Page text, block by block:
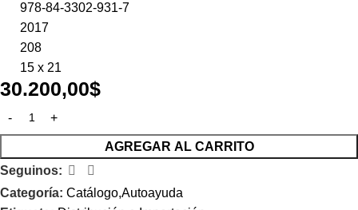
978-84-3302-931-7
2017
208
15 x 21
30.200,00$
AGREGAR AL CARRITO
Seguinos:
Categoría: Catálogo,Autoayuda